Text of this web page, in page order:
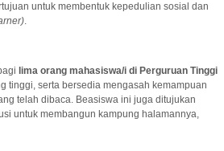
untuk membentuk kepedulian sosial dan
.
lima orang mahasiswa/i di Perguruan Tinggi
tinggi, serta bersedia mengasah kemampuan
telah dibaca. Beasiswa ini juga ditujukan
untuk membangun kampung halamannya,